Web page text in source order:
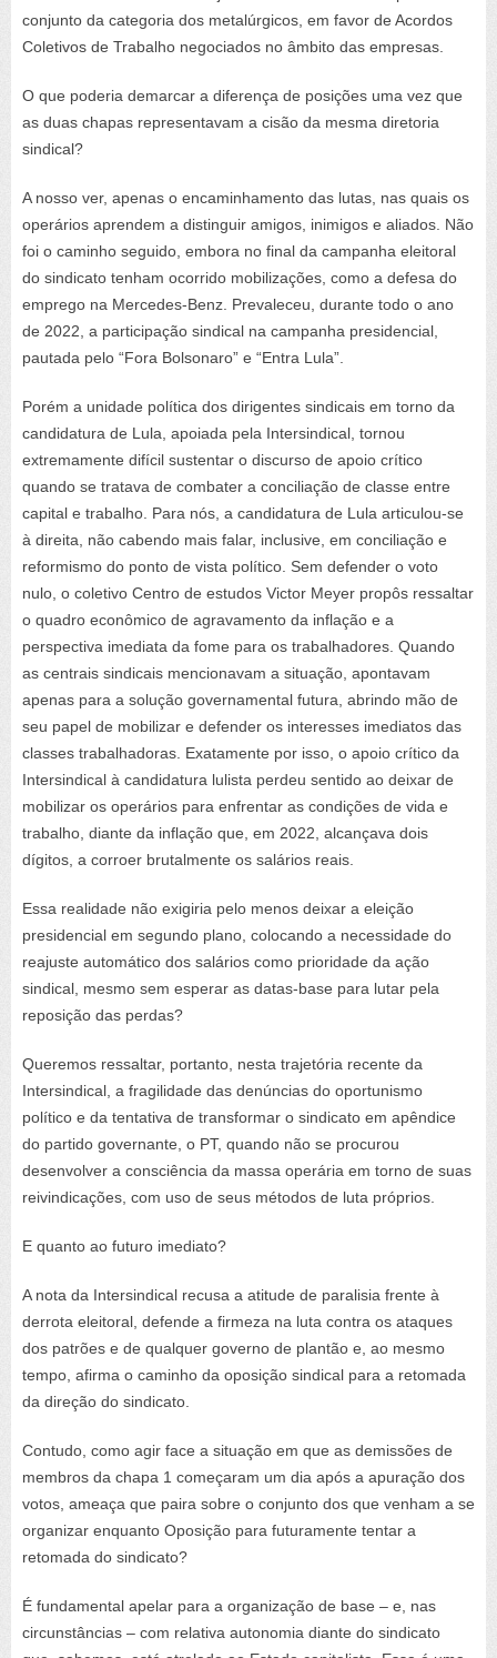
conjunto da categoria dos metalúrgicos, em favor de Acordos
Coletivos de Trabalho negociados no âmbito das empresas.
O que poderia demarcar a diferença de posições uma vez que
as duas chapas representavam a cisão da mesma diretoria
sindical?
A nosso ver, apenas o encaminhamento das lutas, nas quais os
operários aprendem a distinguir amigos, inimigos e aliados. Não
foi o caminho seguido, embora no final da campanha eleitoral
do sindicato tenham ocorrido mobilizações, como a defesa do
emprego na Mercedes-Benz. Prevaleceu, durante todo o ano
de 2022, a participação sindical na campanha presidencial,
pautada pelo “Fora Bolsonaro” e “Entra Lula”.
Porém a unidade política dos dirigentes sindicais em torno da
candidatura de Lula, apoiada pela Intersindical, tornou
extremamente difícil sustentar o discurso de apoio crítico
quando se tratava de combater a conciliação de classe entre
capital e trabalho. Para nós, a candidatura de Lula articulou-se
à direita, não cabendo mais falar, inclusive, em conciliação e
reformismo do ponto de vista político. Sem defender o voto
nulo, o coletivo Centro de estudos Victor Meyer propôs ressaltar
o quadro econômico de agravamento da inflação e a
perspectiva imediata da fome para os trabalhadores. Quando
as centrais sindicais mencionavam a situação, apontavam
apenas para a solução governamental futura, abrindo mão de
seu papel de mobilizar e defender os interesses imediatos das
classes trabalhadoras. Exatamente por isso, o apoio crítico da
Intersindical à candidatura lulista perdeu sentido ao deixar de
mobilizar os operários para enfrentar as condições de vida e
trabalho, diante da inflação que, em 2022, alcançava dois
dígitos, a corroer brutalmente os salários reais.
Essa realidade não exigiria pelo menos deixar a eleição
presidencial em segundo plano, colocando a necessidade do
reajuste automático dos salários como prioridade da ação
sindical, mesmo sem esperar as datas-base para lutar pela
reposição das perdas?
Queremos ressaltar, portanto, nesta trajetória recente da
Intersindical, a fragilidade das denúncias do oportunismo
político e da tentativa de transformar o sindicato em apêndice
do partido governante, o PT, quando não se procurou
desenvolver a consciência da massa operária em torno de suas
reivindicações, com uso de seus métodos de luta próprios.
E quanto ao futuro imediato?
A nota da Intersindical recusa a atitude de paralisia frente à
derrota eleitoral, defende a firmeza na luta contra os ataques
dos patrões e de qualquer governo de plantão e, ao mesmo
tempo, afirma o caminho da oposição sindical para a retomada
da direção do sindicato.
Contudo, como agir face a situação em que as demissões de
membros da chapa 1 começaram um dia após a apuração dos
votos, ameaça que paira sobre o conjunto dos que venham a se
organizar enquanto Oposição para futuramente tentar a
retomada do sindicato?
É fundamental apelar para a organização de base – e, nas
circunstâncias – com relativa autonomia diante do sindicato